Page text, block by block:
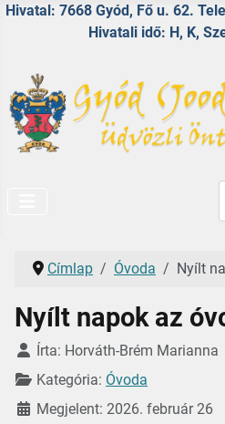
Hivatal: 7668 Gyód, Fő u. 62.
Hivatali idő: H, K,
Címlap Óvoda Nyílt
Nyílt napok az
Részletek
Írta: Horváth-Brém Marianna
Kategória: Óvoda
Megjelent: 2026. február 26